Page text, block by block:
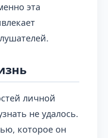
эта
личной
не удалось.
которое он